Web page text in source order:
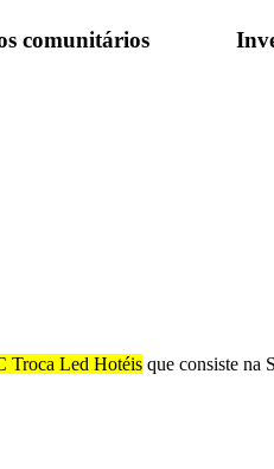
comunitários
Troca Led Hotéis que consiste na